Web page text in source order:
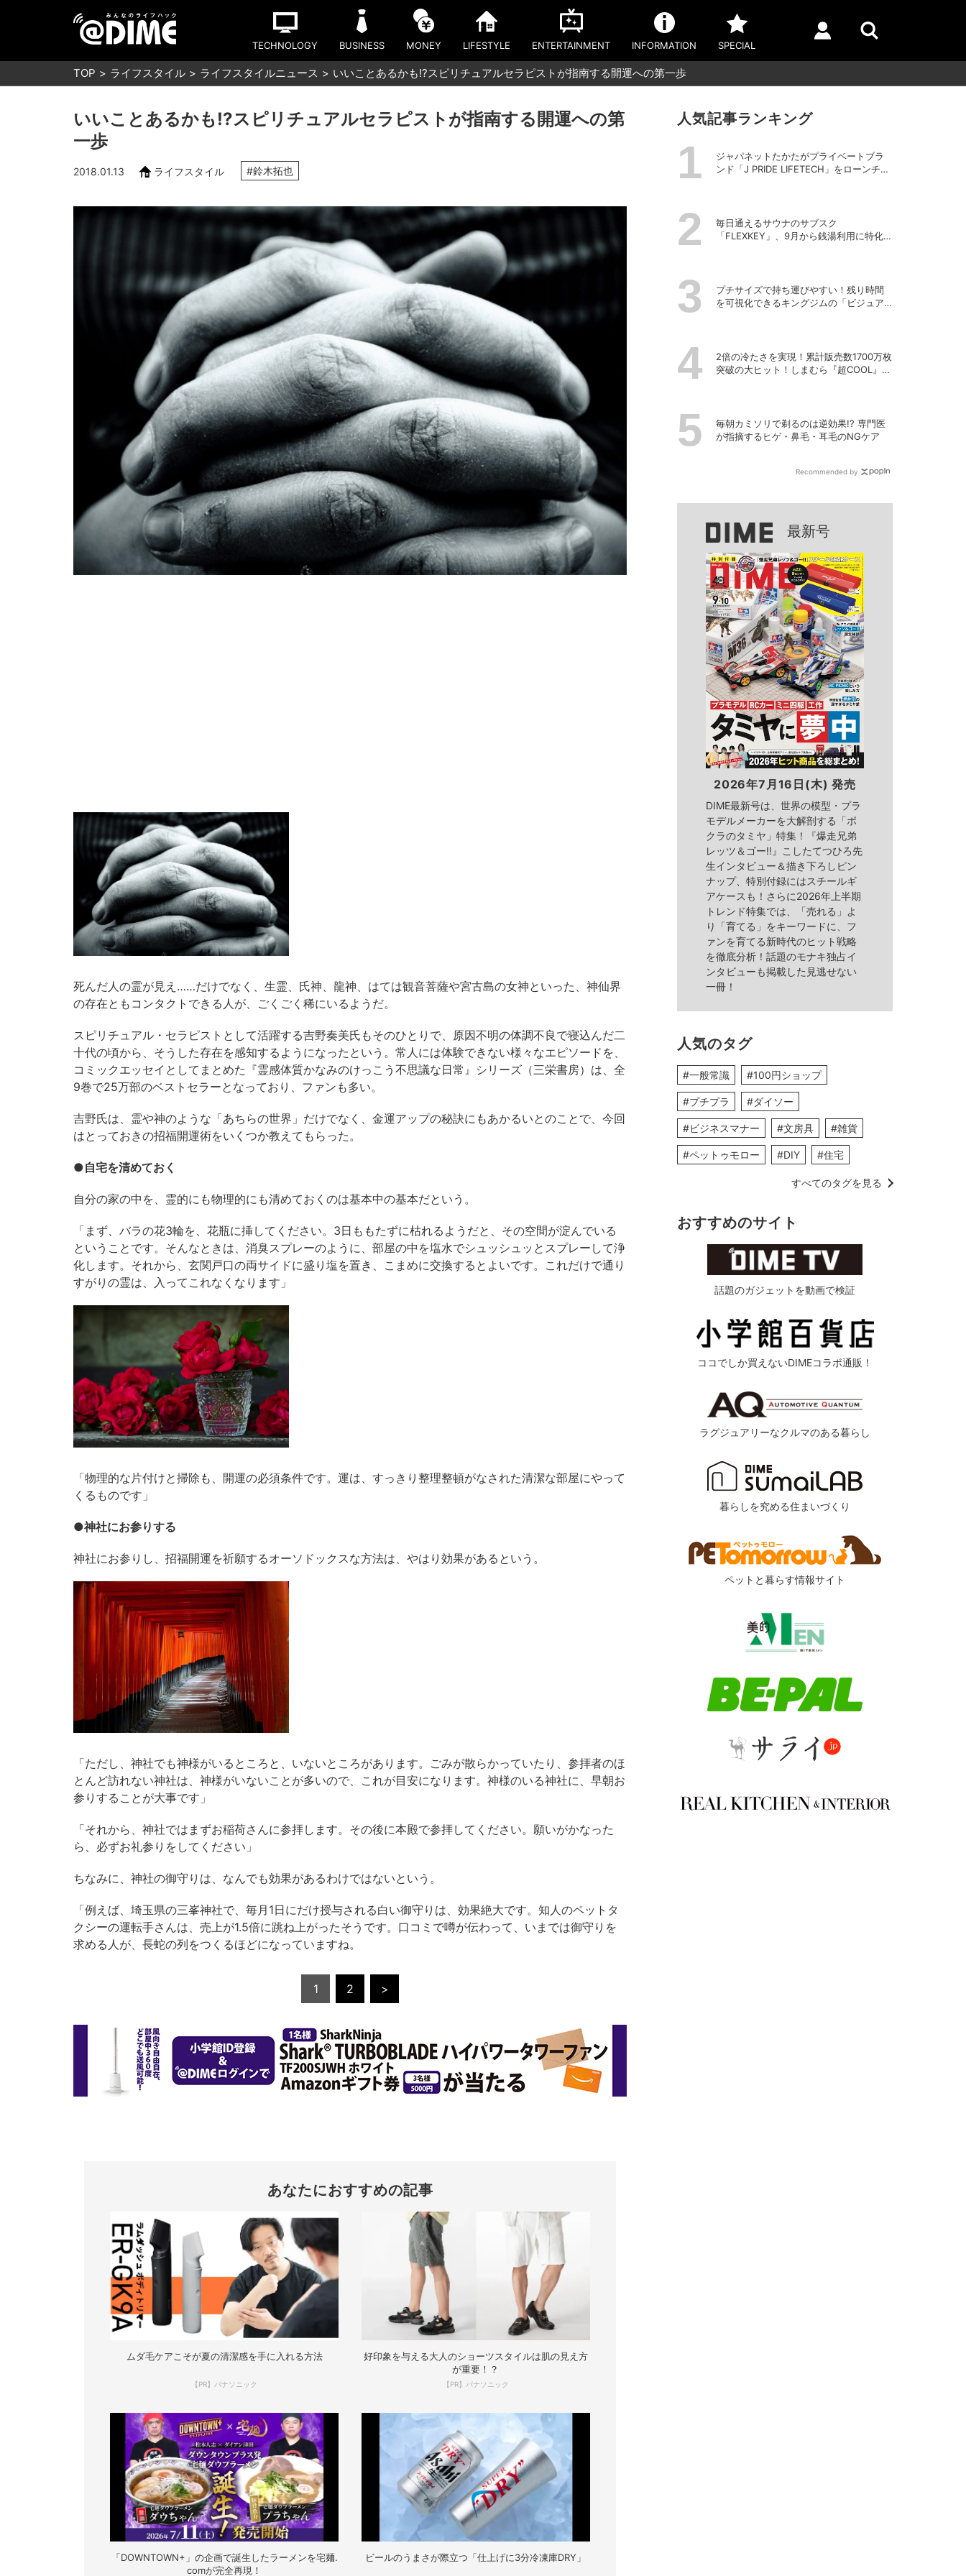
TECHNOLOGY BUSINESS MONEY LIFESTYLE ENTERTAINMENT INFORMATION SPECIAL
TOP ライフスタイル ライフスタイルニュース いいことあるかも!?スピリチュアルセラピストが指南する開運への第一歩
いいことあるかも!?スピリチュアルセラピストが指南する開運への第
一歩
2018.01.13 ライフスタイル #鈴木拓也
死んだ人の霊が見え……だけでなく、生霊、氏神、龍神、はては観音菩薩や宮古島の女神といった、神仙界
の存在ともコンタクトできる人が、ごくごく稀にいるようだ。
スピリチュアル・セラピストとして活躍する吉野奏美氏もそのひとりで、原因不明の体調不良で寝込んだ二
十代の頃から、そうした存在を感知するようになったという。常人には体験できない様々なエピソードを、
コミックエッセイとしてまとめた『霊感体質かなみのけっこう不思議な日常』シリーズ（三栄書房）は、全
9巻で25万部のベストセラーとなっており、ファンも多い。
吉野氏は、霊や神のような「あちらの世界」だけでなく、金運アップの秘訣にもあかるいとのことで、今回
はとっておきの招福開運術をいくつか教えてもらった。
●自宅を清めておく
自分の家の中を、霊的にも物理的にも清めておくのは基本中の基本だという。
「まず、バラの花3輪を、花瓶に挿してください。3日ももたずに枯れるようだと、その空間が淀んでいる
ということです。そんなときは、消臭スプレーのように、部屋の中を塩水でシュッシュッとスプレーして浄
化します。それから、玄関戸口の両サイドに盛り塩を置き、こまめに交換するとよいです。これだけで通り
すがりの霊は、入ってこれなくなります」
「物理的な片付けと掃除も、開運の必須条件です。運は、すっきり整理整頓がなされた清潔な部屋にやって
くるものです」
●神社にお参りする
神社にお参りし、招福開運を祈願するオーソドックスな方法は、やはり効果があるという。
「ただし、神社でも神様がいるところと、いないところがあります。ごみが散らかっていたり、参拝者のほ
とんど訪れない神社は、神様がいないことが多いので、これが目安になります。神様のいる神社に、早朝お
参りすることが大事です」
「それから、神社ではまずお稲荷さんに参拝します。その後に本殿で参拝してください。願いがかなった
ら、必ずお礼参りをしてください」
ちなみに、神社の御守りは、なんでも効果があるわけではないという。
「例えば、埼玉県の三峯神社で、毎月1日にだけ授与される白い御守りは、効果絶大です。知人のペットタ
クシーの運転手さんは、売上が1.5倍に跳ね上がったそうです。口コミで噂が伝わって、いまでは御守りを
求める人が、長蛇の列をつくるほどになっていますね。
1 2 >
あなたにおすすめの記事
ムダ毛ケアこそが夏の清潔感を手に入れる方法
【PR】パナソニック
好印象を与える大人のショーツスタイルは肌の見え方
が重要！？
【PR】パナソニック
「DOWNTOWN+」の企画で誕生したラーメンを宅麺.
comが完全再現！
ビールのうまさが際立つ「仕上げに3分冷凍庫DRY」
人気記事ランキング
ジャパネットたかたがプライベートブラ
ンド「J PRIDE LIFETECH」をローンチ、
毎日通えるサウナのサブスク
「FLEXKEY」、9月から銭湯利用に特化し
プチサイズで持ち運びやすい！残り時間
を可視化できるキングジムの「ビジュア
2倍の冷たさを実現！累計販売数1700万枚
突破の大ヒット！しまむら『超COOL』シ
毎朝カミソリで剃るのは逆効果!? 専門医
が指摘するヒゲ・鼻毛・耳毛のNGケア
Recommended by
最新号
2026年7月16日(木) 発売
DIME最新号は、世界の模型・プラ
モデルメーカーを大解剖する「ボ
クラのタミヤ」特集！『爆走兄弟
レッツ＆ゴー!!』こしたてつひろ先
生インタビュー＆描き下ろしピン
ナップ、特別付録にはスチールギ
アケースも！さらに2026年上半期
トレンド特集では、「売れる」よ
り「育てる」をキーワードに、フ
ァンを育てる新時代のヒット戦略
を徹底分析！話題のモナキ独占イ
ンタビューも掲載した見逃せない
一冊！
人気のタグ
#一般常識 #100円ショップ
#プチプラ #ダイソー
#ビジネスマナー #文房具 #雑貨
#ペットゥモロー #DIY #住宅
すべてのタグを見る
おすすめのサイト
話題のガジェットを動画で検証
ココでしか買えないDIMEコラボ通販！
ラグジュアリーなクルマのある暮らし
暮らしを究める住まいづくり
ペットと暮らす情報サイト